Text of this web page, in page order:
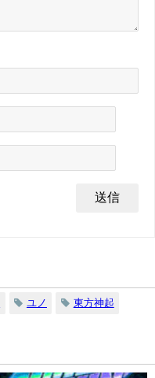
ユノ 東方神起